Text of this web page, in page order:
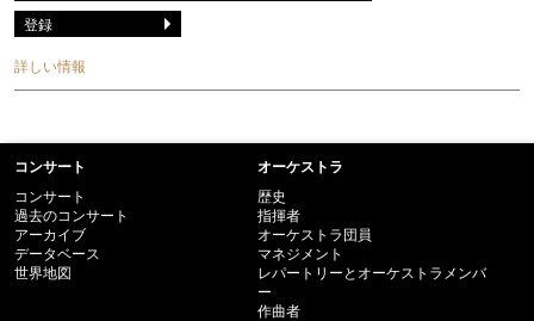
詳しい情報
コンサート
コンサート
過去のコンサート
アーカイブ
データベース
世界地図
オーケストラ
歴史
指揮者
オーケストラ団員
マネジメント
レパートリーとオーケストラメンバ
ー
作曲者